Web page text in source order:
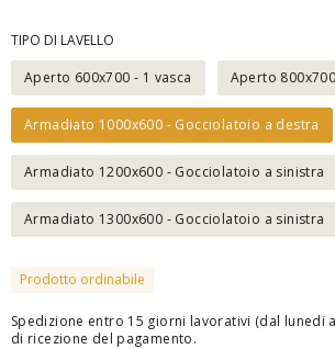
TIPO DI LAVELLO
Aperto 600x700 - 1 vasca
Aperto
Armadiato 1000x600 - Gocciolatoio a destra
Armadiato 1200x600 - Gocciolatoio a sinistra
Armadiato 1300x600 - Gocciolatoio a sinistra
Prodotto ordinabile
Spedizione entro 15 giorni lavorativi (dal lunedi
di ricezione del pagamento.